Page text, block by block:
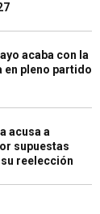
acaba con la
en pleno partido
acusa a
supuestas
reelección